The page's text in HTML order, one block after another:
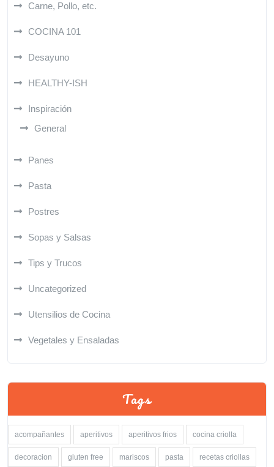
Carne, Pollo, etc.
COCINA 101
Desayuno
HEALTHY-ISH
Inspiración
General
Panes
Pasta
Postres
Sopas y Salsas
Tips y Trucos
Uncategorized
Utensilios de Cocina
Vegetales y Ensaladas
Tags
acompañantes aperitivos aperitivos frios cocina criolla
decoracion gluten free mariscos pasta recetas criollas